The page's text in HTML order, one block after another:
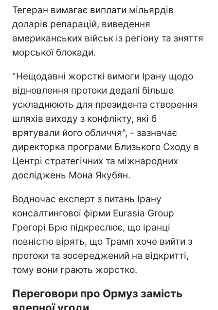
Тегеран вимагає виплати мільярдів
доларів репарацій, виведення
американських військ із регіону та зняття
морської блокади.
"Нещодавні жорсткі вимоги Ірану щодо
відновлення протоки дедалі більше
ускладнюють для президента створення
шляхів виходу з конфлікту, які б
врятували його обличчя", - зазначає
директорка програми Близького Сходу в
Центрі стратегічних та міжнародних
досліджень Мона Якубян.
Водночас експерт з питань Ірану
консалтингової фірми Eurasia Group
Грегорі Брю підкреслює, що іранці
повністю вірять, що Трамп хоче вийти з
протоки та зосереджений на відкритті,
тому вони грають жорстко.
Переговори про Ормуз замість